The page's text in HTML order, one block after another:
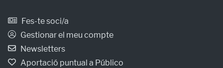
Fes-te soci/a
Gestionar el meu compte
Newsletters
Aportació puntual a Público